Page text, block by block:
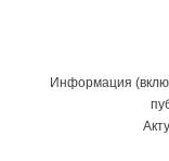
Информация